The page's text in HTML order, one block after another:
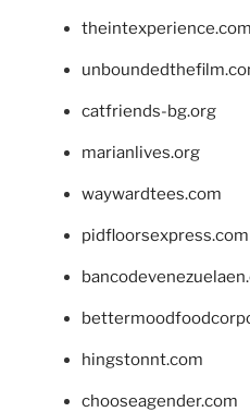
theintexperience.com
catfriends-bg.org
marianlives.org
waywardtees.com
pidfloorsexpress.com
hingstonnt.com
chooseagender.com